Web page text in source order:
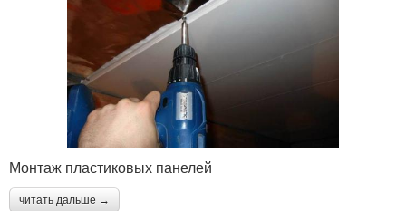
Монтаж пластиковых панелей
читать дальше →